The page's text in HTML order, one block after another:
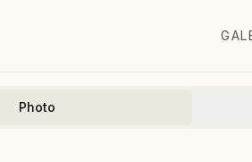
Photo